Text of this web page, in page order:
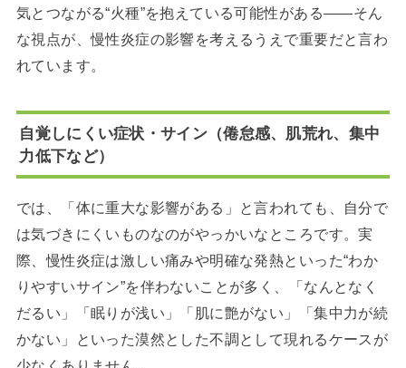
気とつながる“火種”を抱えている可能性がある――そん
な視点が、慢性炎症の影響を考えるうえで重要だと言わ
れています。
自覚しにくい症状・サイン（倦怠感、肌荒れ、集中
力低下など）
では、「体に重大な影響がある」と言われても、自分で
は気づきにくいものなのがやっかいなところです。実
際、慢性炎症は激しい痛みや明確な発熱といった“わか
りやすいサイン”を伴わないことが多く、「なんとなく
だるい」「眠りが浅い」「肌に艶がない」「集中力が続
かない」といった漠然とした不調として現れるケースが